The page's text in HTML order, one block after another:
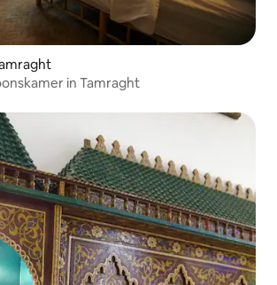
in Tamraght